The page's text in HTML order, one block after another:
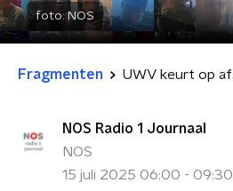
foto:NOS
Fragmenten
NOS Radio 1 Journaal
NOS
15 juli 2025 06:00 - 09:30